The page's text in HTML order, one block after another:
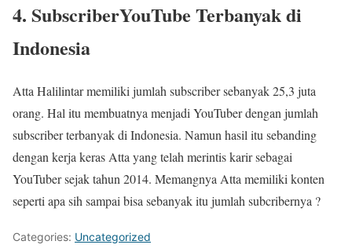
4. SubscriberYouTube Terbanyak di
Indonesia
Atta Halilintar memiliki jumlah subscriber sebanyak 25,3 juta
orang. Hal itu membuatnya menjadi YouTuber dengan jumlah
subscriber terbanyak di Indonesia. Namun hasil itu sebanding
dengan kerja keras Atta yang telah merintis karir sebagai
YouTuber sejak tahun 2014. Memangnya Atta memiliki konten
seperti apa sih sampai bisa sebanyak itu jumlah subcribernya ?
Categories: Uncategorized